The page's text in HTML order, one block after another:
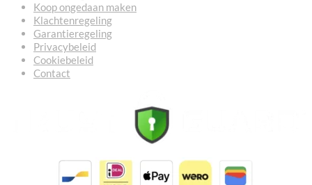
Koop ongedaan maken
Klachtenregeling
Garantieregeling
Privacybeleid
Cookiebeleid
Contact